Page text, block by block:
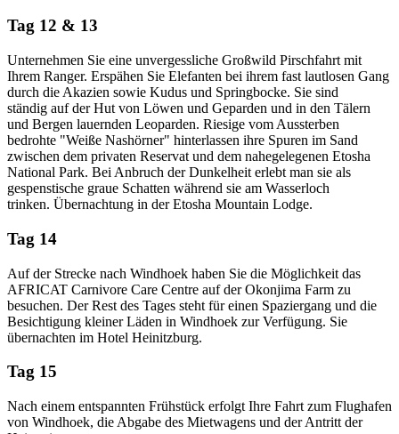
Tag 12 & 13
Unternehmen Sie eine unvergessliche Großwild Pirschfahrt mit
Ihrem Ranger. Erspähen Sie Elefanten bei ihrem fast lautlosen Gang
durch die Akazien sowie Kudus und Springbocke. Sie sind
ständig auf der Hut von Löwen und Geparden und in den Tälern
und Bergen lauernden Leoparden. Riesige vom Aussterben
bedrohte "Weiße Nashörner" hinterlassen ihre Spuren im Sand
zwischen dem privaten Reservat und dem nahegelegenen Etosha
National Park. Bei Anbruch der Dunkelheit erlebt man sie als
gespenstische graue Schatten während sie am Wasserloch
trinken. Übernachtung in der Etosha Mountain Lodge.
Tag 14
Auf der Strecke nach Windhoek haben Sie die Möglichkeit das
AFRICAT Carnivore Care Centre auf der Okonjima Farm zu
besuchen. Der Rest des Tages steht für einen Spaziergang und die
Besichtigung kleiner Läden in Windhoek zur Verfügung. Sie
übernachten im Hotel Heinitzburg.
Tag 15
Nach einem entspannten Frühstück erfolgt Ihre Fahrt zum Flughafen
von Windhoek, die Abgabe des Mietwagens und der Antritt der